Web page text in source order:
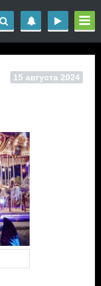
15 августа 2024